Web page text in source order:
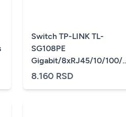
Switch TP-LINK TL-
SG108PE
Gigabit/8xRJ45/10/100/
metalno kucište
8.160 RSD